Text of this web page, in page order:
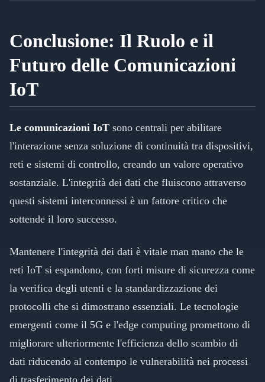
Conclusione: Il Ruolo e il
Futuro delle Comunicazioni
IoT
Le comunicazioni IoT sono centrali per abilitare
l'interazione senza soluzione di continuità tra dispositivi,
reti e sistemi di controllo, creando un valore operativo
sostanziale. L'integrità dei dati che fluiscono attraverso
questi sistemi interconnessi è un fattore critico che
sottende il loro successo.
Mantenere l'integrità dei dati è vitale man mano che le
reti IoT si espandono, con forti misure di sicurezza come
la verifica degli utenti e la standardizzazione dei
protocolli che si dimostrano essenziali. Le tecnologie
emergenti come il 5G e l'edge computing promettono di
migliorare ulteriormente l'efficienza dello scambio di
dati riducendo al contempo le vulnerabilità nei processi
di trasferimento dei dati.